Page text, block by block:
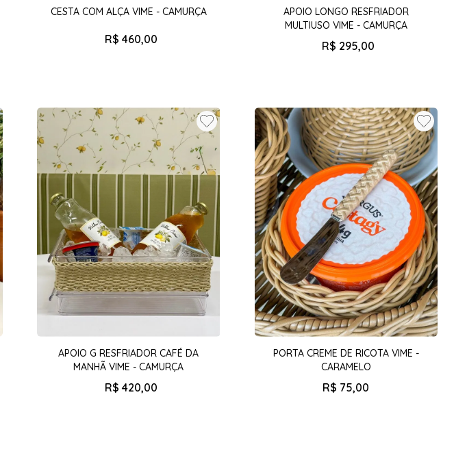
CESTA COM ALÇA VIME - CAMURÇA
R$ 460,00
APOIO LONGO RESFRIADOR
MULTIUSO VIME - CAMURÇA
R$ 295,00
APOIO G RESFRIADOR CAFÉ DA
MANHÃ VIME - CAMURÇA
R$ 420,00
PORTA CREME DE RICOTA VIME -
CARAMELO
R$ 75,00